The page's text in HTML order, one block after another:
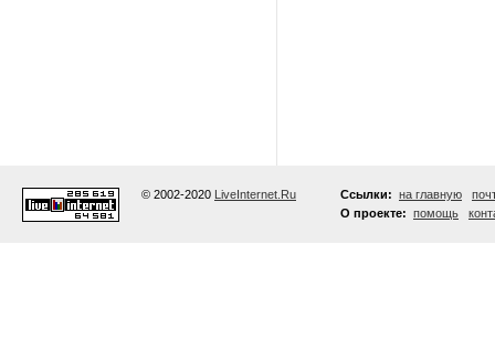
© 2002-2020 LiveInternet.Ru Ссылки: на главную
О проекте: помощь